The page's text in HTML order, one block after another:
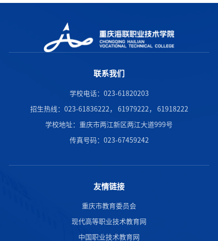
联系我们
学校电话：023-61820203
招生热线：023-61836222， 61979222， 61918222
学校地址：重庆市两江新区两江大道999号
传真号码：023-67459242
友情链接
重庆市教育委员会
现代高等职业技术教育网
中国职业技术教育网